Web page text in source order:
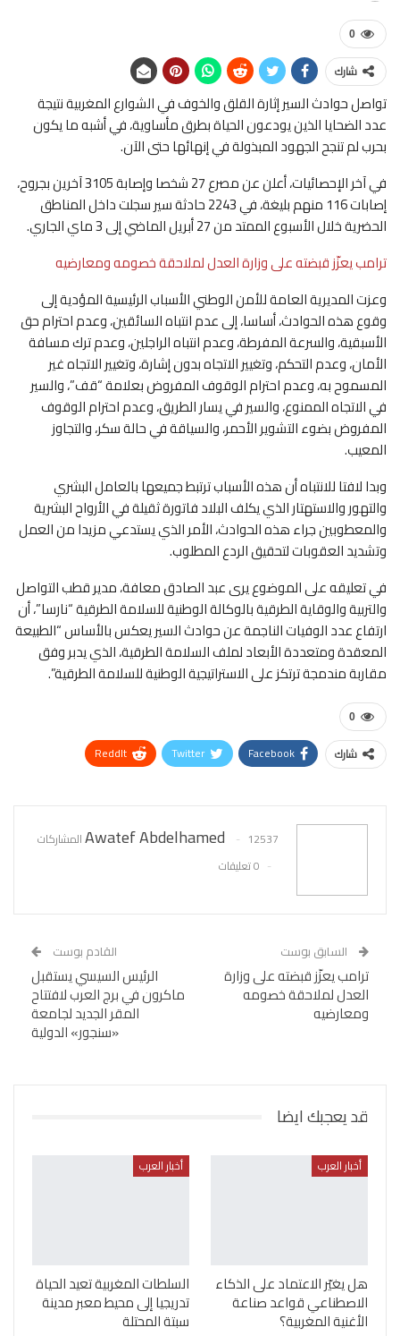
0
شارك
تواصل حوادث السير إثارة القلق والخوف في الشوارع المغربية نتيجة
عدد الضحايا الذين يودعون الحياة بطرق مأساوية، في أشبه ما يكون
بحرب لم تنجح الجهود المبذولة في إنهائها حتى الآن.
في آخر الإحصائيات، أعلن عن مصرع 27 شخصا وإصابة 3105 آخرين بجروح،
إصابات 116 منهم بليغة، في 2243 حادثة سير سجلت داخل المناطق
الحضرية خلال الأسبوع الممتد من 27 أبريل الماضي إلى 3 ماي الجاري.
ترامب يعزّز قبضته على وزارة العدل لملاحقة خصومه ومعارضيه
وعزت المديرية العامة للأمن الوطني الأسباب الرئيسية المؤدية إلى
وقوع هذه الحوادث، أساسا، إلى عدم انتباه السائقين، وعدم احترام حق
الأسبقية، والسرعة المفرطة، وعدم انتباه الراجلين، وعدم ترك مسافة
الأمان، وعدم التحكم، وتغيير الاتجاه بدون إشارة، وتغيير الاتجاه غير
المسموح به، وعدم احترام الوقوف المفروض بعلامة “قف”، والسير
في الاتجاه الممنوع، والسير في يسار الطريق، وعدم احترام الوقوف
المفروض بضوء التشوير الأحمر، والسياقة في حالة سكر، والتجاوز
المعيب.
وبدا لافتا للانتباه أن هذه الأسباب ترتبط جميعها بالعامل البشري
والتهور والاستهتار الذي يكلف البلاد فاتورة ثقيلة في الأرواح البشرية
والمعطوبين جراء هذه الحوادث، الأمر الذي يستدعي مزيدا من العمل
وتشديد العقوبات لتحقيق الردع المطلوب.
في تعليقه على الموضوع يرى عبد الصادق معافة، مدير قطب التواصل
والتربية والوقاية الطرقية بالوكالة الوطنية للسلامة الطرقية “نارسا”، أن
ارتفاع عدد الوفيات الناجمة عن حوادث السير يعكس بالأساس “الطبيعة
المعقدة ومتعددة الأبعاد لملف السلامة الطرقية، الذي يدبر وفق
مقاربة مندمجة ترتكز على الاستراتيجية الوطنية للسلامة الطرقية”.
0
شارك Facebook
Twitter
ReddIt
Awatef Abdelhamed
12537 المشاركات
0 تعليقات
السابق بوست
ترامب يعزّز قبضته على وزارة
العدل لملاحقة خصومه
ومعارضيه
القادم بوست
الرئيس السيسي يستقبل
ماكرون في برج العرب لافتتاح
المقر الجديد لجامعة
«سنجور» الدولية
قد يعجبك ايضا
أخبار العرب
هل يغيّر الاعتماد على الذكاء
الاصطناعي قواعد صناعة
الأغنية المغربية؟
أخبار العرب
السلطات المغربية تعيد الحياة
تدريجيا إلى محيط معبر مدينة
سبتة المحتلة